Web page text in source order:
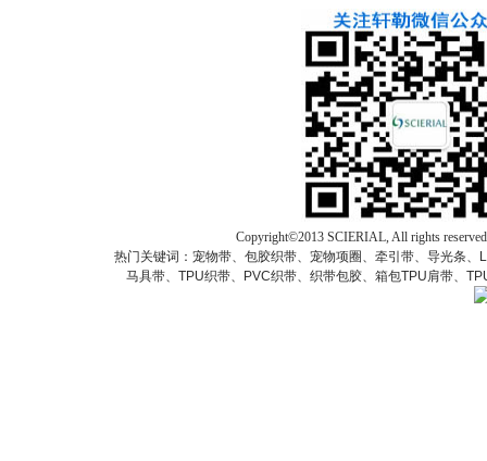
Copyright©2013 SCIERIAL, All rights
热门关键词：宠物带、包胶织带、宠物项圈、牵引带、导光条
马具带、TPU织带、PVC织带、织带包胶、箱包TPU肩带、